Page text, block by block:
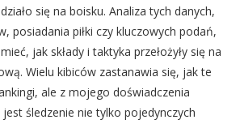
się na boisku. Analiza tych danych,
posiadania piłki czy kluczowych podań,
jak składy i taktyka przełożyły się na
Wielu kibiców zastanawia się, jak te
ale z mojego doświadczenia
śledzenie nie tylko pojedynczych